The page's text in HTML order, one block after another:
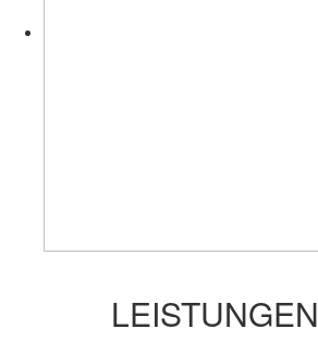
LEISTUNGEN